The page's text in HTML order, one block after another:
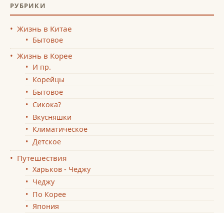
РУБРИКИ
Жизнь в Китае
Бытовое
Жизнь в Корее
И пр.
Корейцы
Бытовое
Сикока?
Вкусняшки
Климатическое
Детское
Путешествия
Харьков - Чеджу
Чеджу
По Корее
Япония